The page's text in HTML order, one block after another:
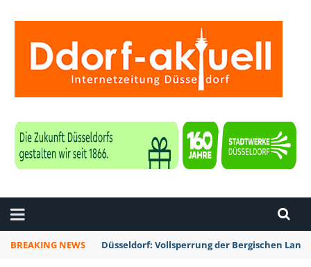
BREAKING NEWS Düsseldorf: Vollsperrung der Bergischen